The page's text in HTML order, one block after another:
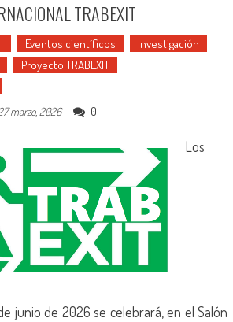
TRABEXIT
Eventos científicos
Investigación
Proyecto TRABEXIT
marzo, 2026 0
Los
junio de 2026 se celebrará, en el Salón